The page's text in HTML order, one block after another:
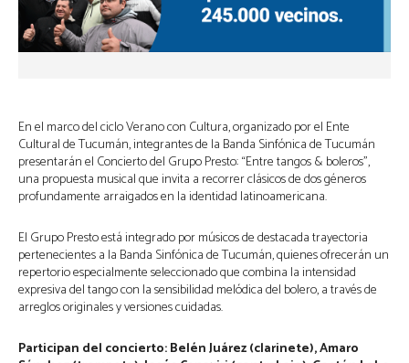
En el marco del ciclo Verano con Cultura, organizado por el Ente
Cultural de Tucumán, integrantes de la Banda Sinfónica de Tucumán
presentarán el Concierto del Grupo Presto: “Entre tangos & boleros”,
una propuesta musical que invita a recorrer clásicos de dos géneros
profundamente arraigados en la identidad latinoamericana.
El Grupo Presto está integrado por músicos de destacada trayectoria
pertenecientes a la Banda Sinfónica de Tucumán, quienes ofrecerán un
repertorio especialmente seleccionado que combina la intensidad
expresiva del tango con la sensibilidad melódica del bolero, a través de
arreglos originales y versiones cuidadas.
Participan del concierto: Belén Juárez (clarinete), Amaro